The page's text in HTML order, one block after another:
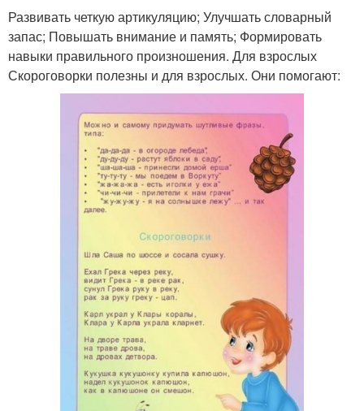
Развивать четкую артикуляцию; Улучшать словарный
запас; Повышать внимание и память; Формировать
навыки правильного произношения. Для взрослых
Скороговорки полезны и для взрослых. Они помогают: